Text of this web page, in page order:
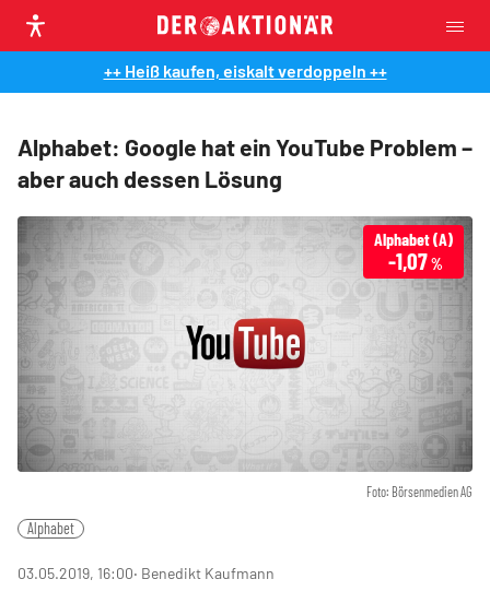
++ Heiß kaufen, eiskalt verdoppeln ++
Alphabet: Google hat ein YouTube Problem –
aber auch dessen Lösung
Foto: Börsenmedien AG
Alphabet (A)
-1,07%
Alphabet
03.05.2019, 16:00‧ Benedikt Kaufmann